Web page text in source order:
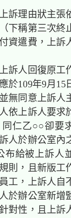
訴理由狀主張
下稱第三次終
資遣費，上訴
訴人回復原工
於109年9月15
無同意上訴人
依上訴人要求
仁乙○○卻要
人於辦公室內
給被上訴人
則，且新版工
工，上訴人自
於辦公室新增
對性，且上訴